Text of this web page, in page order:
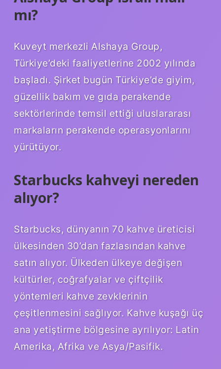
mı?
Kuveyt merkezli Alshaya Group,
Türkiye’deki faaliyetlerine 2002 yılında
başladı. Şirket bugün Türkiye’de giyim,
güzellik bakım ve gıda perakende
sektörlerinde temsil ettiği uluslararası
markaların perakende operasyonlarını
yürütüyor.
Starbucks kahveyi nereden
alıyor?
Starbucks, dünyanın 70 kahve üreticisi
ülkesinden 30’dan fazlasından kahve
satın alıyor. Ülkeden ülkeye değişen
kültürler, coğrafyalar ve çiftçilik
yöntemleri kahve zevklerinin
çeşitlenmesini sağlıyor. Kahve kuşağı üç
ana yetiştirme bölgesine ayrılıyor: Latin
Amerika, Afrika ve Asya/Pasifik.